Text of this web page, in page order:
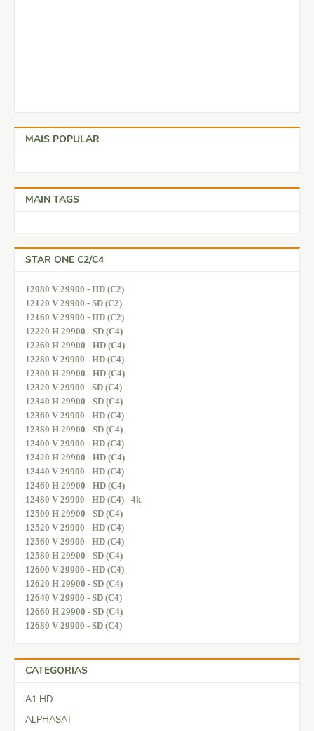
MAIS POPULAR
MAIN TAGS
STAR ONE C2/C4
12080 V 29900 - HD (C2)
12120 V 29900 - SD (C2)
12160 V 29900 - HD (C2)
12220 H 29900 - SD (C4)
12260 H 29900 - HD (C4)
12280 V 29900 - HD (C4)
12300 H 29900 - HD (C4)
12320 V 29900 - SD (C4)
12340 H 29900 - SD (C4)
12360 V 29900 - HD (C4)
12380 H 29900 - SD (C4)
12400 V 29900 - HD (C4)
12420 H 29900 - HD (C4)
12440 V 29900 - HD (C4)
12460 H 29900 - HD (C4)
12480 V 29900 - HD (C4) - 4k
12500 H 29900 - SD (C4)
12520 V 29900 - HD (C4)
12560 V 29900 - HD (C4)
12580 H 29900 - SD (C4)
12600 V 29900 - HD (C4)
12620 H 29900 - SD (C4)
12640 V 29900 - SD (C4)
12660 H 29900 - SD (C4)
12680 V 29900 - SD (C4)
CATEGORIAS
A1 HD
ALPHASAT